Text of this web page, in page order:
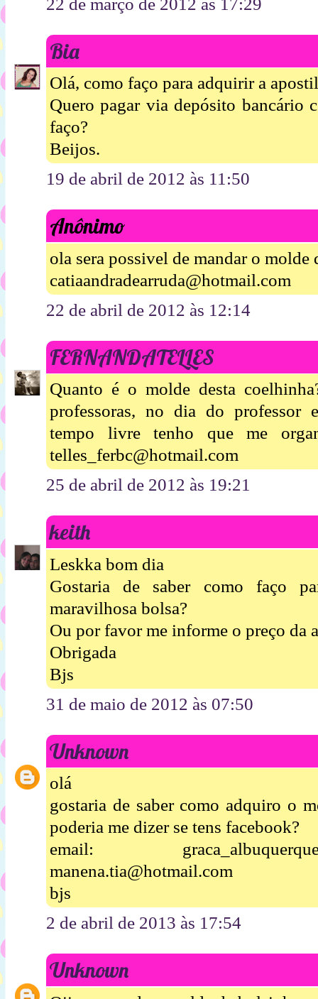
Bia
Olá, como faço para adquirir a
Quero pagar via depósito bancário
faço?
Beijos.
19 de abril de 2012 às 11:50
Anônimo
ola sera possivel de mandar o molde
catiaandradearruda@hotmail.com
22 de abril de 2012 às 12:14
FERNANDATELLES
Quanto é o molde desta
professoras, no dia do professor
tempo livre tenho que me
telles_ferbc@hotmail.com
25 de abril de 2012 às 19:21
keith
Leskka bom dia
Gostaria de saber como faço
maravilhosa bolsa?
Ou por favor me informe o preço da
Obrigada
Bjs
31 de maio de 2012 às 07:50
Unknown
olá
gostaria de saber como adquiro o
poderia me dizer se tens facebook?
email:
manena.tia@hotmail.com
bjs
2 de abril de 2013 às 17:54
Unknown